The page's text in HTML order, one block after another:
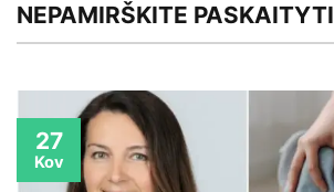
NEPAMIRŠKITE PASKAITYTI
27
Kov